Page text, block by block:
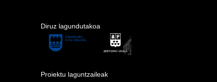
Diruz lagundutakoa
Proiektu laguntzaileak